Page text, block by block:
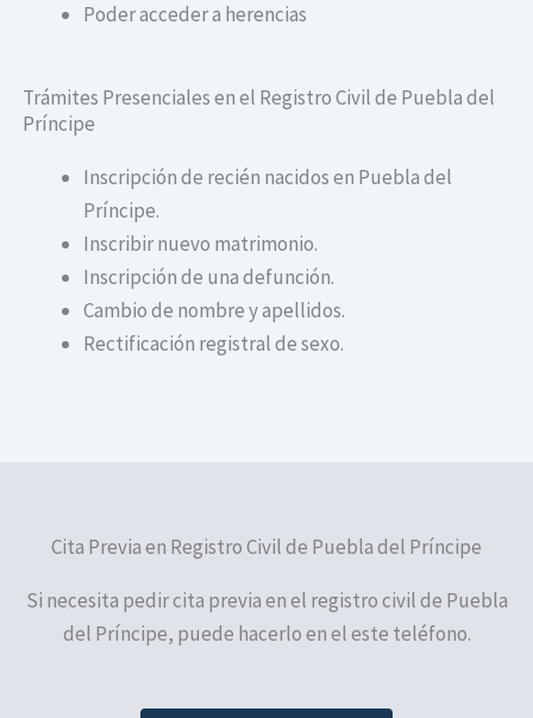
Poder acceder a herencias
Trámites Presenciales en el Registro Civil de Puebla del
Príncipe
Inscripción de recién nacidos en Puebla del
Príncipe.
Inscribir nuevo matrimonio.
Inscripción de una defunción.
Cambio de nombre y apellidos.
Rectificación registral de sexo.
Cita Previa en Registro Civil de Puebla del Príncipe
Si necesita pedir cita previa en el registro civil de Puebla
del Príncipe, puede hacerlo en el este teléfono.